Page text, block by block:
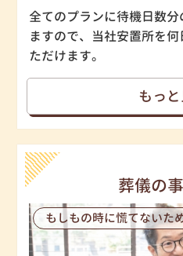
全てのプランに待機日数
ますので、当社安置所を
ただけます。
もっ
葬儀の
もしもの時に慌てないた